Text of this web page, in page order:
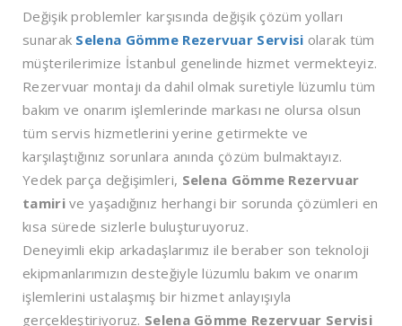
Değişik problemler karşısında değişik çözüm yolları
sunarak Selena Gömme Rezervuar Servisi olarak tüm
müşterilerimize İstanbul genelinde hizmet vermekteyiz.
Rezervuar montajı da dahil olmak suretiyle lüzumlu tüm
bakım ve onarım işlemlerinde markası ne olursa olsun
tüm servis hizmetlerini yerine getirmekte ve
karşılaştığınız sorunlara anında çözüm bulmaktayız.
Yedek parça değişimleri, Selena Gömme Rezervuar
tamirive yaşadığınız herhangi bir sorunda çözümleri en
kısa sürede sizlerle buluşturuyoruz.
Deneyimli ekip arkadaşlarımız ile beraber son teknoloji
ekipmanlarımızın desteğiyle lüzumlu bakım ve onarım
işlemlerini ustalaşmış bir hizmet anlayışıyla
gerçekleştiriyoruz. Selena Gömme Rezervuar Servisi